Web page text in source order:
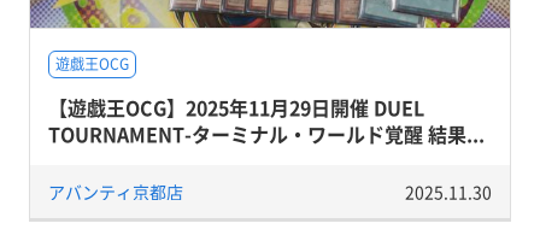
遊戯王OCG
【遊戯王OCG】2025年11月29日開催 DUEL
TOURNAMENT-ターミナル・ワールド覚醒 結果...
アバンティ京都店 2025.11.30